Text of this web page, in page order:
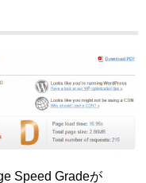
Speed Gradeが